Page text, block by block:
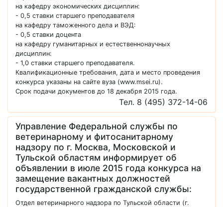
на кафедру экономических дисциплин:
- 0,5 ставки старшего преподавателя
на кафедру таможенного дела и ВЭД:
- 0,5 ставки доцента
на кафедру гуманитарных и естественнонаучных
дисциплин:
- 1,0 ставки старшего преподавателя.
Квалификационные требования, дата и место проведения
конкурса указаны на сайте вуза (www.msei.ru).
Срок подачи документов до 18 декабря 2015 года.
Тел. 8 (495) 372-14-06
Управление Федеральной службы по
ветеринарному и фитосанитарному
надзору по г. Москва, Московской и
Тульской областям информирует об
объявлении в июле 2015 года конкурса на
замещение вакантных должностей
государственной гражданской службы:
Отдел ветеринарного надзора по Тульской области (г.